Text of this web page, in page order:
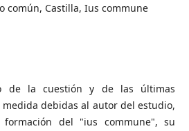
común, Castilla, Ius commune
de la cuestión y de las últimas
debidas al autor del estudio,
del "ius commune", su